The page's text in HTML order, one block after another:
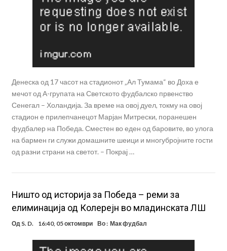
Денеска од 17 часот на стадионот „Ал Тумама“ во Доха е
мечот од А-групата на Светското фудбалско првенство
Сенегал – Холандија. За време на овој дуел, токму на овој
стадион е прилепчанецот Марјан Митрески, поранешен
фудбалер на Победа. Сместен во еден од баровите, во улога
на бармен ги служи домашните шеици и многубројните гости
од разни страни на светот. – Покрај …
Ништо од историја за Победа – реми за
елиминација од Колерејн во младинската ЛШ
Од S. D. 16:40, 05 октомври Во : Мак фудбал